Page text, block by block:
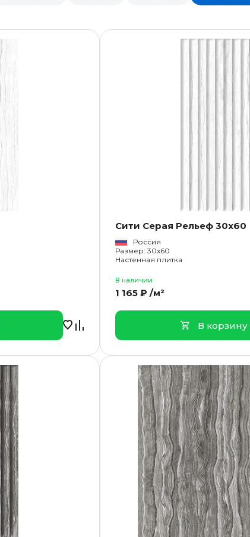
Сити Серая Рельеф 30x60
Россия
Размер: 30x60
Настенная плитка
В наличии
1 165 ₽ /м²
В корзину